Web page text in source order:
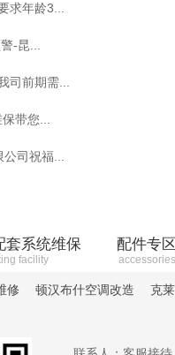
求年龄3...
-昆...
司前期需...
带您...
司祝福...
套系统维保
facility
配件专区
accessories
修 顿汉布什空调改造 克